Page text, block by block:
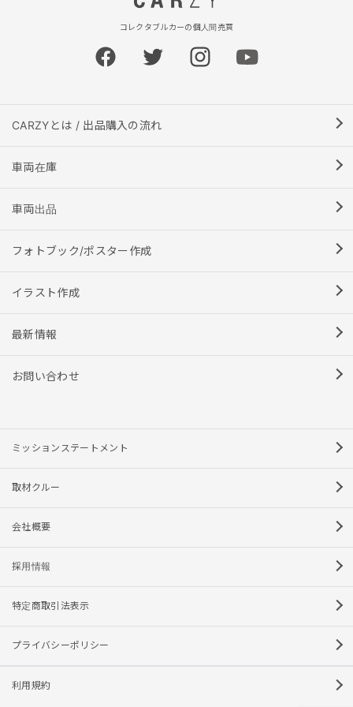
コレクタブルカーの個人間売買
CARZYとは / 出品購入の流れ
車両在庫
車両出品
フォトブック/ポスター作成
イラスト作成
最新情報
お問い合わせ
ミッションステートメント
取材クルー
会社概要
採用情報
特定商取引法表示
プライバシーポリシー
利用規約